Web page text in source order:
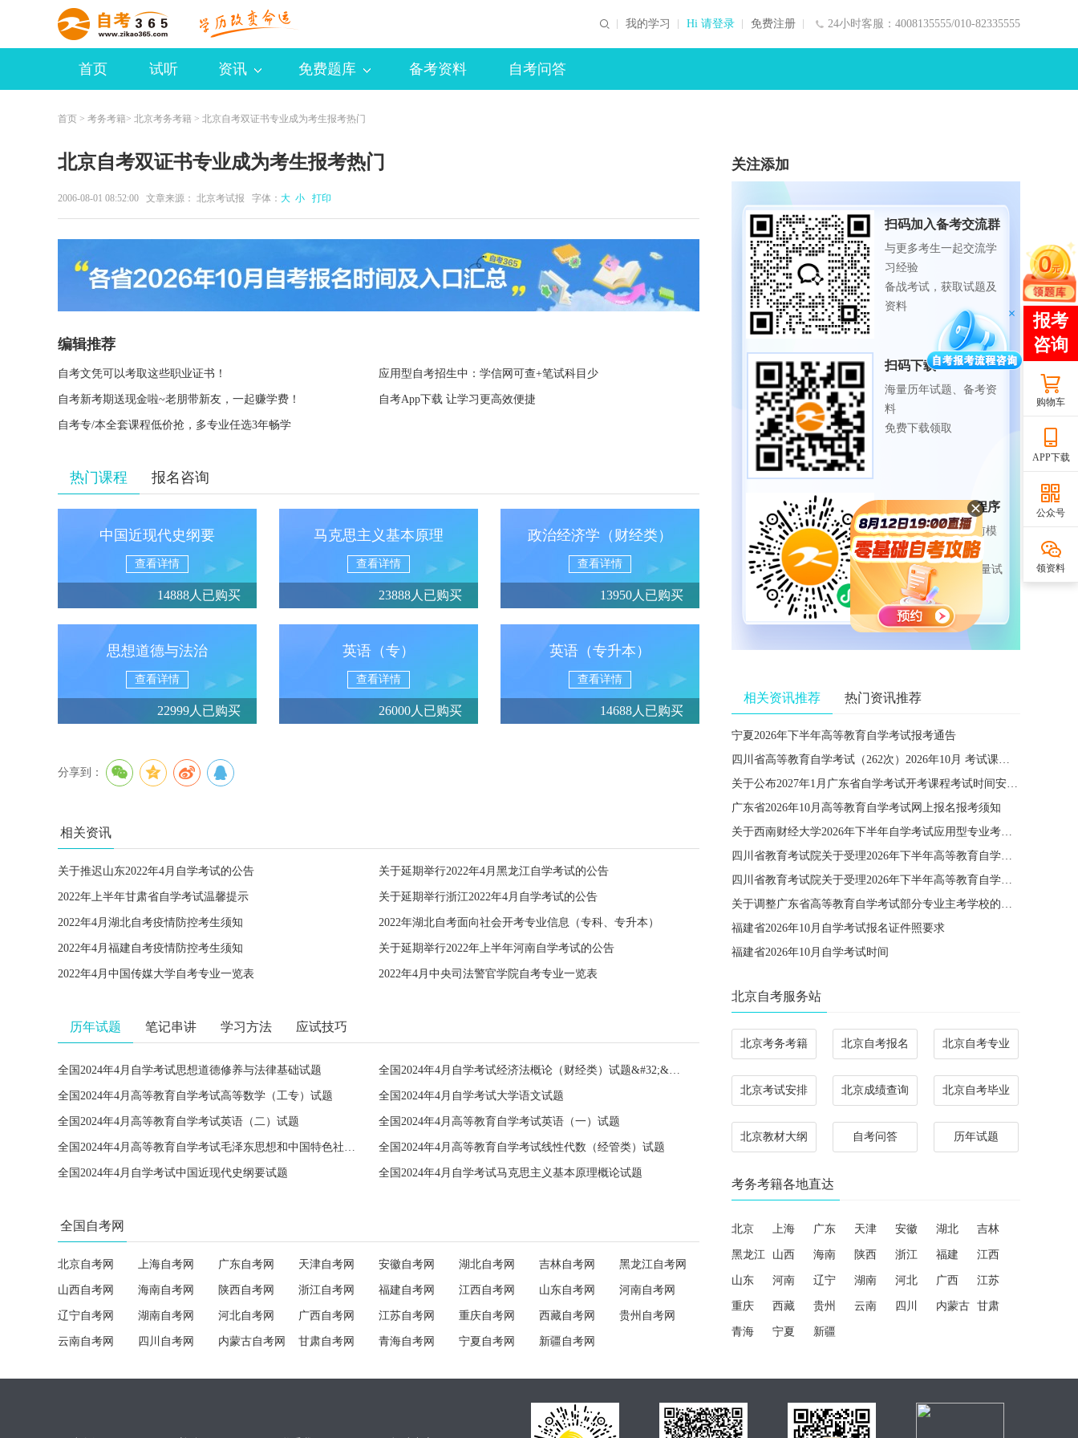
24小时客服：4008135555/010-82335555
我的学习 Hi 请登录 免费注册
首页 试听 资讯 免费题库 备考资料 自考问答
首页 > 考务考籍> 北京考务考籍 > 北京自考双证书专业成为考生报考热门
北京自考双证书专业成为考生报考热门
2006-08-01 08:52:00 文章来源： 北京考试报 字体： 大 小 打印
编辑推荐
自考文凭可以考取这些职业证书！ 应用型自考招生中：学信网可查+笔试科目少
自考新考期送现金啦~老朋带新友，一起赚学费！ 自考App下载 让学习更高效便捷
自考专/本全套课程低价抢，多专业任选3年畅学
热门课程 报名咨询
中国近现代史纲要
查看详情
14888人已购买
马克思主义基本原理
查看详情
23888人已购买
政治经济学（财经类）
查看详情
13950人已购买
思想道德与法治
查看详情
22999人已购买
英语（专）
查看详情
26000人已购买
英语（专升本）
查看详情
14688人已购买
分享到：
相关资讯
关于推迟山东2022年4月自学考试的公告 关于延期举行2022年4月黑龙江自学考试的公告
2022年上半年甘肃省自学考试温馨提示 关于延期举行浙江2022年4月自学考试的公告
2022年4月湖北自考疫情防控考生须知 2022年湖北自考面向社会开考专业信息（专科、专升本）
2022年4月福建自考疫情防控考生须知 关于延期举行2022年上半年河南自学考试的公告
2022年4月中国传媒大学自考专业一览表 2022年4月中央司法警官学院自考专业一览表
历年试题 笔记串讲 学习方法 应试技巧
全国2024年4月自学考试思想道德修养与法律基础试题 全国2024年4月自学考试经济法概论（财经类）试题&#32;&#32;
全国2024年4月高等教育自学考试高等数学（工专）试题 全国2024年4月自学考试大学语文试题
全国2024年4月高等教育自学考试英语（二）试题 全国2024年4月高等教育自学考试英语（一）试题
全国2024年4月高等教育自学考试毛泽东思想和中国特色社会主义理论体系概论试题 全国2024年4月高等教育自学考试线性代数（经管类）试题
全国2024年4月自学考试中国近现代史纲要试题 全国2024年4月自学考试马克思主义基本原理概论试题
全国自考网
北京自考网 上海自考网 广东自考网 天津自考网 安徽自考网 湖北自考网 吉林自考网 黑龙江自考网
山西自考网 海南自考网 陕西自考网 浙江自考网 福建自考网 江西自考网 山东自考网 河南自考网
辽宁自考网 湖南自考网 河北自考网 广西自考网 江苏自考网 重庆自考网 西藏自考网 贵州自考网
云南自考网 四川自考网 内蒙古自考网 甘肃自考网 青海自考网 宁夏自考网 新疆自考网
关注添加
扫码加入备考交流群
与更多考生一起交流学
习经验
备战考试，获取试题及
资料
扫码下载APP
海量历年试题、备考资
料
免费下载领取
扫码进入微信小程序
每日练题巩固、考前模
拟实战
免费体验自考365海量试
相关资讯推荐 热门资讯推荐
宁夏2026年下半年高等教育自学考试报考通告
四川省高等教育自学考试（262次）2026年10月 考试课程简表
关于公布2027年1月广东省自学考试开考课程考试时间安排和使用教材的通知
广东省2026年10月高等教育自学考试网上报名报考须知
关于西南财经大学2026年下半年自学考试应用型专业考籍更改办理的通知
四川省教育考试院关于受理2026年下半年高等教育自学考试省际转考申请的通告
四川省教育考试院关于受理2026年下半年高等教育自学考试考籍更改申请的通告
关于调整广东省高等教育自学考试部分专业主考学校的通知
福建省2026年10月自学考试报名证件照要求
福建省2026年10月自学考试时间
北京自考服务站
北京考务考籍 北京自考报名 北京自考专业
北京考试安排 北京成绩查询 北京自考毕业
北京教材大纲 自考问答 历年试题
考务考籍各地直达
北京 上海 广东 天津 安徽 湖北 吉林
黑龙江 山西 海南 陕西 浙江 福建 江西
山东 河南 辽宁 湖南 河北 广西 江苏
重庆 西藏 贵州 云南 四川 内蒙古 甘肃
青海 宁夏 新疆
购物车
APP下载
公众号
领资料